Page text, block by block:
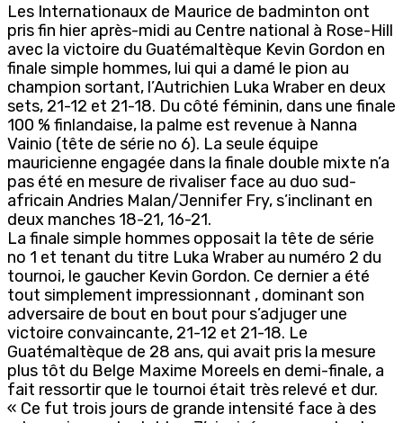
Les Internationaux de Maurice de badminton ont
pris fin hier après-midi au Centre national à Rose-Hill
avec la victoire du Guatémaltèque Kevin Gordon en
finale simple hommes, lui qui a damé le pion au
champion sortant, l’Autrichien Luka Wraber en deux
sets, 21-12 et 21-18. Du côté féminin, dans une finale
100 % finlandaise, la palme est revenue à Nanna
Vainio (tête de série no 6). La seule équipe
mauricienne engagée dans la finale double mixte n’a
pas été en mesure de rivaliser face au duo sud-
africain Andries Malan/Jennifer Fry, s’inclinant en
deux manches 18-21, 16-21.
La finale simple hommes opposait la tête de série
no 1 et tenant du titre Luka Wraber au numéro 2 du
tournoi, le gaucher Kevin Gordon. Ce dernier a été
tout simplement impressionnant , dominant son
adversaire de bout en bout pour s’adjuger une
victoire convaincante, 21-12 et 21-18. Le
Guatémaltèque de 28 ans, qui avait pris la mesure
plus tôt du Belge Maxime Moreels en demi-finale, a
fait ressortir que le tournoi était très relevé et dur.
« Ce fut trois jours de grande intensité face à des